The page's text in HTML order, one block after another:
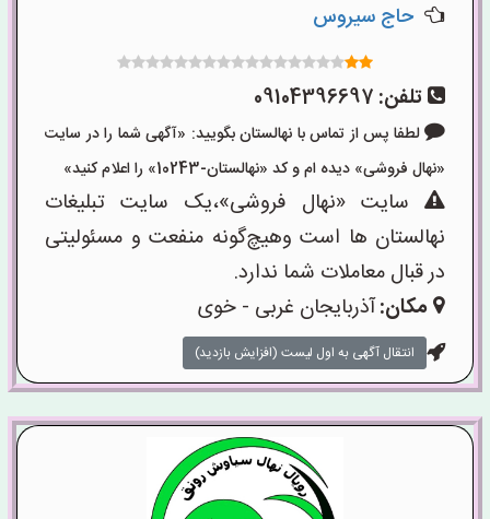
حاج سیروس
تلفن: 09104396697
لطفا پس از تماس با نهالستان بگویید: «آگهی شما را در سایت
«نهال فروشی» دیده ام و کد «نهالستان-10243» را اعلام کنید»
سایت «نهال فروشی»،یک سایت تبلیغات
نهالستان ها است وهیچ‌گونه منفعت و مسئولیتی
در قبال معاملات شما ندارد.
مکان:آذربایجان غربی - خوی
انتقال آگهی به اول لیست (افزایش بازدید)